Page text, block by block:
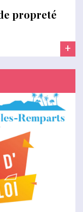
propreté
+